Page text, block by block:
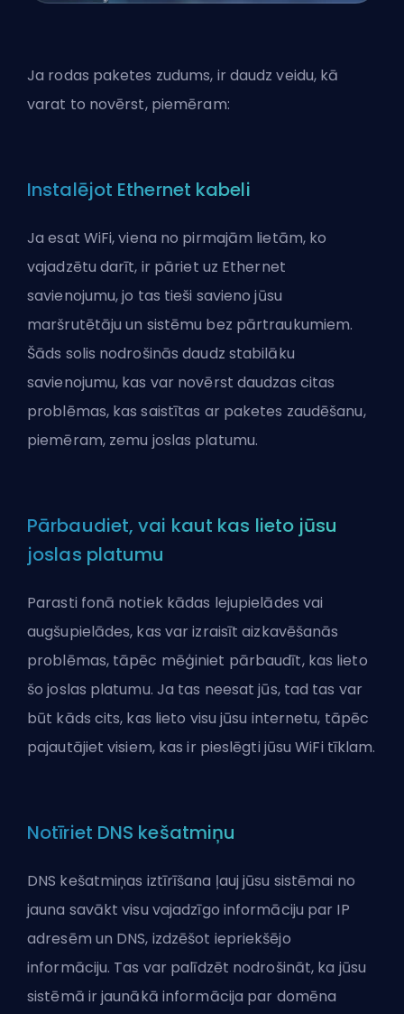
Ja rodas paketes zudums, ir daudz veidu, kā
varat to novērst, piemēram:
Instalējot Ethernet kabeli
Ja esat WiFi, viena no pirmajām lietām, ko
vajadzētu darīt, ir pāriet uz Ethernet
savienojumu, jo tas tieši savieno jūsu
maršrutētāju un sistēmu bez pārtraukumiem.
Šāds solis nodrošinās daudz stabilāku
savienojumu, kas var novērst daudzas citas
problēmas, kas saistītas ar paketes zaudēšanu,
piemēram, zemu joslas platumu.
Pārbaudiet, vai kaut kas lieto jūsu
joslas platumu
Parasti fonā notiek kādas lejupielādes vai
augšupielādes, kas var izraisīt aizkavēšanās
problēmas, tāpēc mēģiniet pārbaudīt, kas lieto
šo joslas platumu. Ja tas neesat jūs, tad tas var
būt kāds cits, kas lieto visu jūsu internetu, tāpēc
pajautājiet visiem, kas ir pieslēgti jūsu WiFi tīklam.
Notīriet DNS kešatmiņu
DNS kešatmiņas iztīrīšana ļauj jūsu sistēmai no
jauna savākt visu vajadzīgo informāciju par IP
adresēm un DNS, izdzēšot iepriekšējo
informāciju. Tas var palīdzēt nodrošināt, ka jūsu
sistēmā ir jaunākā informācija par domēna